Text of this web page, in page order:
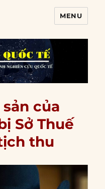
MENU
sản của
Sở Thuế
thu